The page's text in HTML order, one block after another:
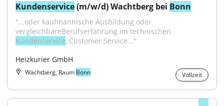
Kundenservice (m/w/d) Wachtberg bei Bonn
"...oder kaufmännische Ausbildung oder
Kundenservice, Customer Service..."
Heizkurier GmbH
Wachtberg, Raum Bonn Vollzeit